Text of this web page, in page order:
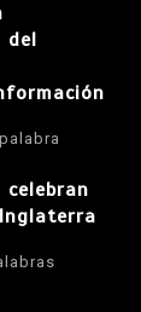
del
celebran